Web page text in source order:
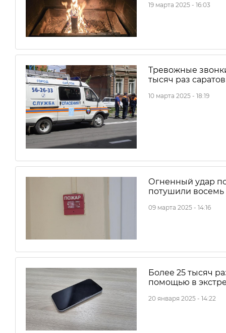
19 марта 2025 - 16:03
Тревожные
тысяч раз
10 марта 2025 - 18:19
Огненный удар
потушили
09 марта 2025 - 14:16
Более 25 тысяч
помощью в
20 января 2025 - 14:22